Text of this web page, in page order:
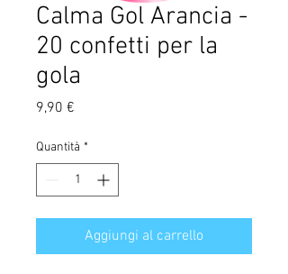
Calma Gol Arancia -
20 confetti per la
gola
9,90 €
Quantità *
Aggiungi al carrello